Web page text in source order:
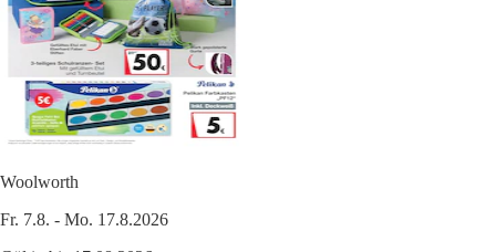
Woolworth
Fr. 7.8. - Mo. 17.8.2026